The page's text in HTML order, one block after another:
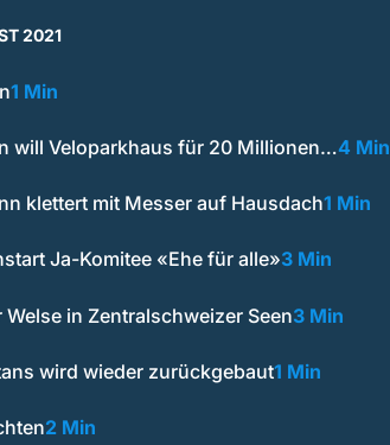
2021
1 Min
will Veloparkhaus für 20 Millionen…4 Min
klettert mit Messer auf Hausdach1 Min
Ja-Komitee «Ehe für alle»3 Min
Welse in Zentralschweizer Seen3 Min
wird wieder zurückgebaut1 Min
2 Min